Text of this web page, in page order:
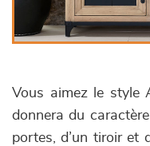
Vous aimez le style
donnera du
portes, d’un tiroir et